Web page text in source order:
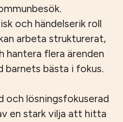
och händelserik roll
arbeta strukturerat,
hantera flera ärenden
barnets bästa i fokus.
och lösningsfokuserad
en stark vilja att hitta